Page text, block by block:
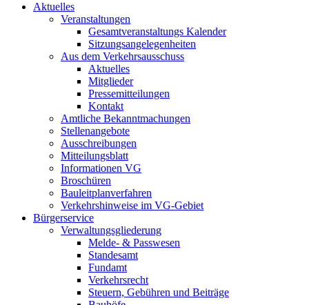
Aktuelles
Veranstaltungen
Gesamtveranstaltungs Kalender
Sitzungsangelegenheiten
Aus dem Verkehrsausschuss
Aktuelles
Mitglieder
Pressemitteilungen
Kontakt
Amtliche Bekanntmachungen
Stellenangebote
Ausschreibungen
Mitteilungsblatt
Informationen VG
Broschüren
Bauleitplanverfahren
Verkehrshinweise im VG-Gebiet
Bürgerservice
Verwaltungsgliederung
Melde- & Passwesen
Standesamt
Fundamt
Verkehrsrecht
Steuern, Gebühren und Beiträge